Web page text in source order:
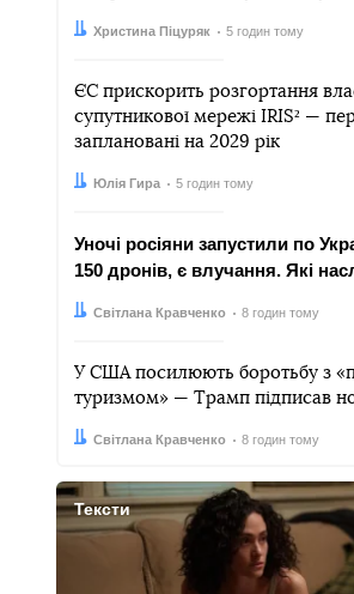
Автор:
Христина Піцуряк
Дата: 5 годин тому
ЄС прискорить розгортання
супутникової мережі IRIS² —
заплановані на 2029 рік
Автор:
Юлія Гира
Дата: 5 годин тому
Уночі росіяни запустили по
150 дронів, є влучання. Які
Автор:
Світлана Кравченко
Дата: 8 годин тому
У США посилюють боротьбу з
туризмом» — Трамп підписав
Автор:
Світлана Кравченко
Дата: 8 годин тому
Тексти